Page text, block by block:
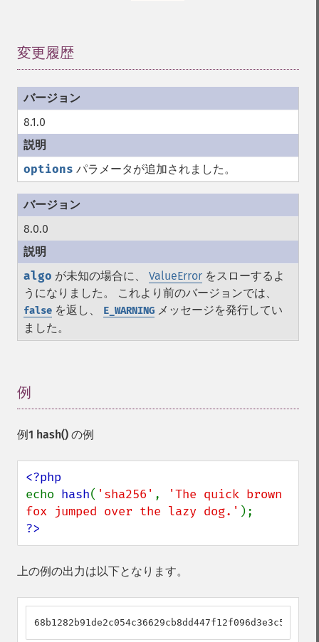
変更履歴
8.1.0
options パラメータが追加されました。
8.0.0
algo が未知の場合に、 ValueError をスローするよ
うになりました。 これより前のバージョンでは、
false を返し、 E_WARNING メッセージを発行してい
ました。
例
例1 hash() の例
echo hash( 'sha256' ,
'The quick brown
fox jumped over the lazy dog.'
?>
上の例の出力は以下となります。